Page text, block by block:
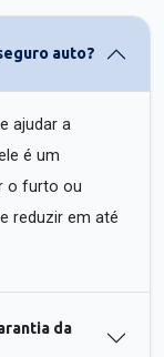
auto?
ajudar a
é um
o furto ou
reduzir em até
da